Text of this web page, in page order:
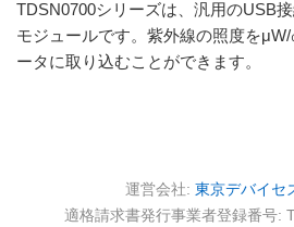
TDSN0700シリーズは、汎用のUSB
モジュールです。紫外線の照度を
ータに取り込むことができます。
運営会社: 東京デバイセ
適格請求書発行事業者登録番号: